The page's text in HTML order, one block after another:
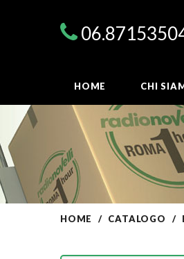
HOME CHI
HOME CATALOGO